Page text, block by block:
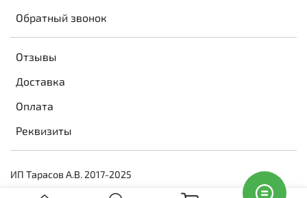
Обратный звонок
Отзывы
Доставка
Оплата
Реквизиты
ИП Тарасов А.В. 2017-2025